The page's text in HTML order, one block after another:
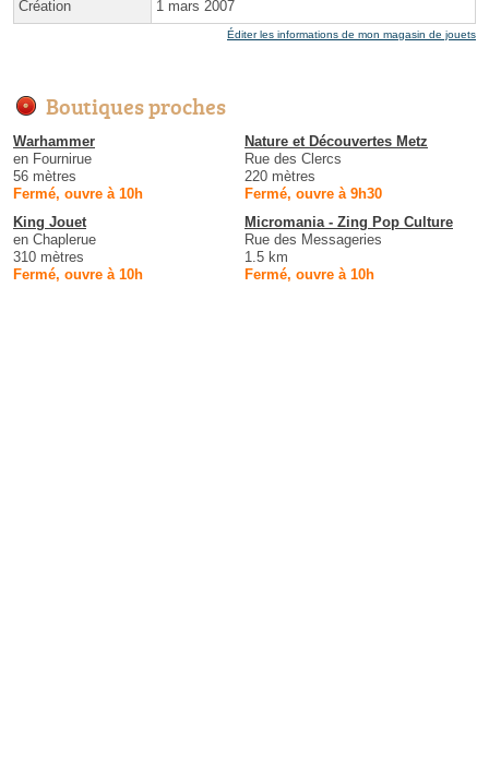
Création 1 mars 2007
Éditer les informations de mon magasin de jouets
Boutiques proches
Warhammer
en Fournirue
56 mètres
Fermé, ouvre à 10h
Nature et Découvertes Metz
Rue des Clercs
220 mètres
Fermé, ouvre à 9h30
King Jouet
en Chaplerue
310 mètres
Fermé, ouvre à 10h
Micromania - Zing Pop Culture
Rue des Messageries
1.5 km
Fermé, ouvre à 10h